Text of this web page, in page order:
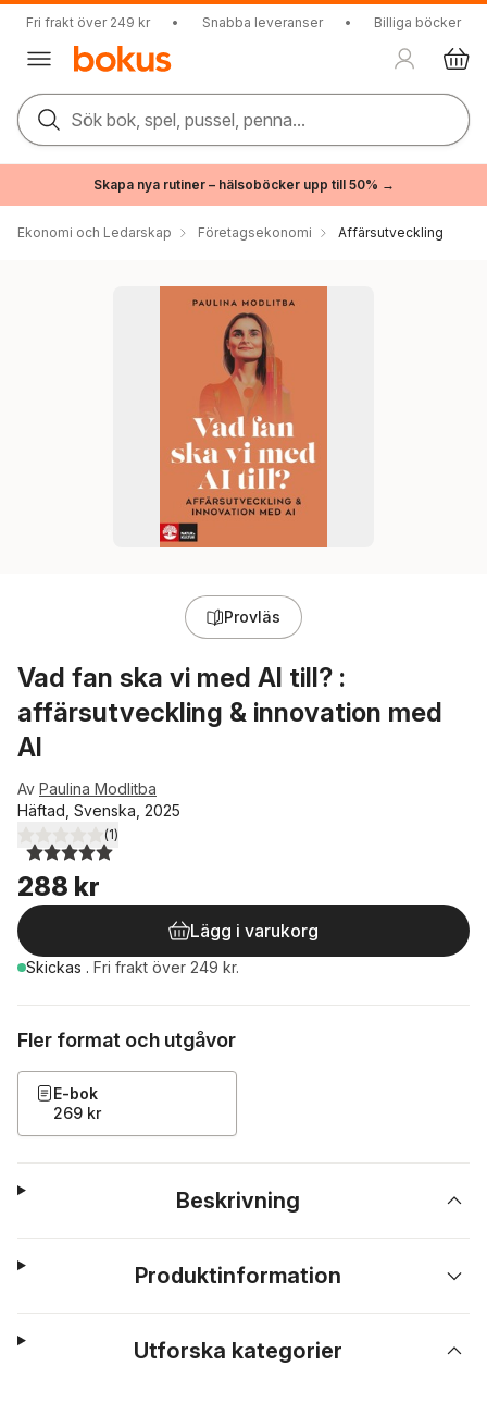
Fri frakt över 249 kr • Snabba leveranser • Billiga böcker
Sök bok, spel, pussel, penna...
Skapa nya rutiner – hälsoböcker upp till 50% →
Ekonomi och Ledarskap Företagsekonomi Affärsutveckling
Provläs
Vad fan ska vi med AI till? :
affärsutveckling & innovation med
AI
Av Paulina Modlitba
Häftad, Svenska, 2025
5,0utav 5 stjärnor. Totalt antal röster:
(1)
288 kr
Lägg i varukorg
Skickas . Fri frakt över 249 kr.
Fler format och utgåvor
E-bok
269 kr
Beskrivning
Produktinformation
Utforska kategorier